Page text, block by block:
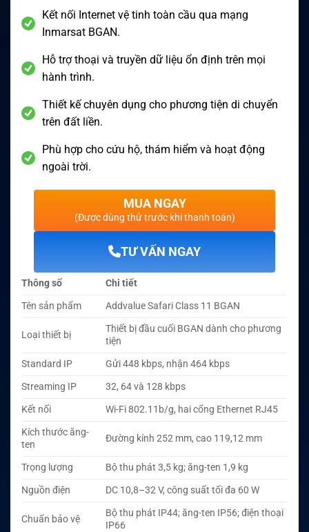
Kết nối Internet vệ tinh toàn cầu qua mạng
Inmarsat BGAN.
Hỗ trợ thoại và truyền dữ liệu ổn định trên mọi
hành trình.
Thiết kế chuyên dụng cho phương tiện di chuyển
trên đất liền.
Phù hợp cho cứu hộ, thám hiểm và hoạt động
ngoài trời.
MUA NGAY
(Được dùng thử trước khi thanh toán)
TƯ VẤN NGAY
Thông số
Chi tiết
Tên sản phẩm
Addvalue Safari Class 11 BGAN
Loại thiết bị
Thiết bị đầu cuối BGAN dành cho phương
tiện
Standard IP
Gửi 448 kbps, nhận 464 kbps
Streaming IP
32, 64 và 128 kbps
Kết nối
Wi-Fi 802.11b/g, hai cổng Ethernet RJ45
Kích thước ăng-
ten
Đường kính 252 mm, cao 119,12 mm
Trọng lượng
Bộ thu phát 3,5 kg; ăng-ten 1,9 kg
Nguồn điện
DC 10,8–32 V, công suất tối đa 60 W
Chuẩn bảo vệ
Bộ thu phát IP44; ăng-ten IP56; điện thoại
IP66